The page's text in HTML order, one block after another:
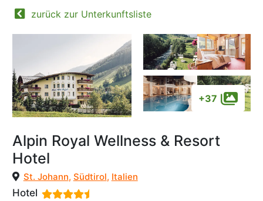
zurück zur Unterkunftsliste
+37
Alpin Royal Wellness & Resort
Hotel
St. Johann, Südtirol, Italien
Hotel